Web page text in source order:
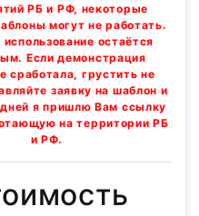
РБ и РФ, некоторые
могут не работать.
остаётся
Если демонстрация
сработала, грустить не
заявку на шаблон и
я пришлю Вам ссылку
на территории РБ
и РФ.